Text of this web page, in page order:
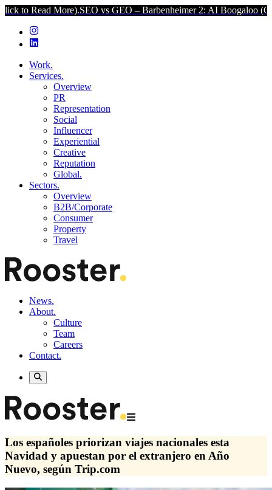
More). SEO vs GEO – Barbenheimer 2: AI Boogaloo (Click to Read
Work.
Services.
Overview
PR
Representation
Social
Influencer
Experiential
Creative
Reputation
Global.
Sectors.
Overview
B2B/Corporate
Consumer
Property
Travel
News.
About.
Culture
Team
Careers
Contact.
Los españoles priorizan viajes nacionales esta
Navidad y apuestan por el extranjero en Año
Nuevo, según Trip.com